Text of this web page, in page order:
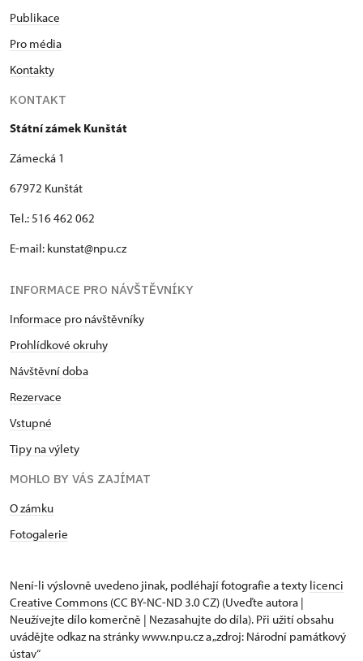
Publikace
Pro média
Kontakty
KONTAKT
Státní zámek Kunštát
Zámecká 1
67972 Kunštát
Tel.: 516 462 062
E-mail: kunstat@npu.cz
INFORMACE PRO NÁVŠTĚVNÍKY
Informace pro návštěvníky
Prohlídkové okruhy
Návštěvní doba
Rezervace
Vstupné
Tipy na výlety
MOHLO BY VÁS ZAJÍMAT
O zámku
Fotogalerie
Není-li výslovně uvedeno jinak, podléhají fotografie a texty licenci
Creative Commons (CC BY-NC-ND 3.0 CZ) (Uveďte autora |
Neužívejte dílo komerčně | Nezasahujte do díla). Při užití obsahu
uvádějte odkaz na stránky www.npu.cz a „zdroj: Národní památkový
ústav“